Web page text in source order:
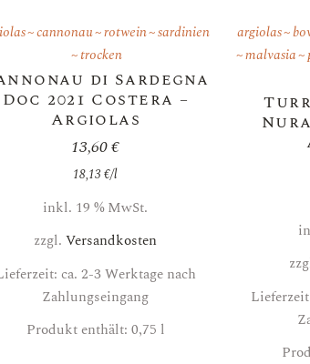
cannonau rotwein sardinien
trocken
di Sardegna
Doc 2021 Costera –
Argiolas
13,60€
18,13€/l
inkl. 19 % MwSt.
zzgl.Versandkosten
ca. 2-3 Werktage nach
Zahlungseingang
Produkt enthält: 0,75 l
argiolas
malvasia